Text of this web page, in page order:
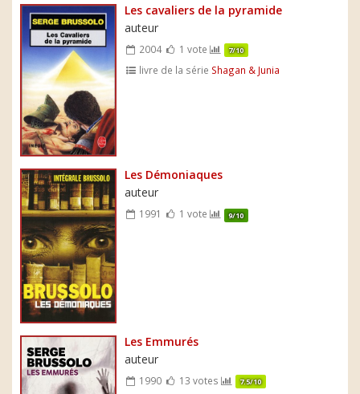
Les cavaliers de la pyramide
auteur
2004 1 vote 7/10
livre de la série Shagan & Junia
Les Démoniaques
auteur
1991 1 vote 9/10
Les Emmurés
auteur
1990 13 votes 7.5/10